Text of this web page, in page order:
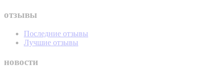
отзывы
Последние отзывы
Лучшие отзывы
новости